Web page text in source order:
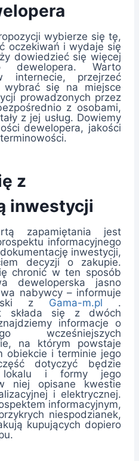
wybierze się tę,
oczekiwań i wydaje się
dowiedzieć się więcej
Warto
internecie, przejrzeć
się na miejsce
prowadzonych przez
z osobami,
z jej usług. Dowiemy
dewelopera, jakości
z
inwestycji
zapamiętania jest
informacyjnego
inwestycji,
decyzji o zakupie.
chronić w ten sposób
deweloperska jasno
nabywcy – informuje
z Gama-m.pl .
składa się z dwóch
informacje o
wcześniejszych
na którym powstaje
obiekcie i terminie jego
dotyczyć będzie
lokalu i formy jego
niej opisane kwestie
i elektrycznej.
informacyjnym,
niespodzianek,
kupujących dopiero